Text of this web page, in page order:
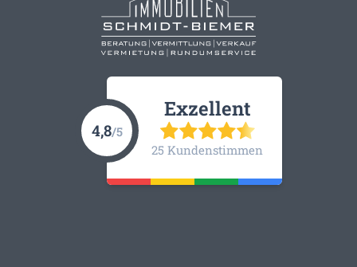
4,8/5
Exzellent
25 Kundenstimmen